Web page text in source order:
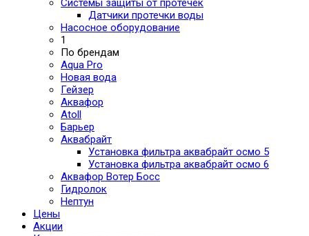
Системы защиты от протечек
Датчики протечки воды
Насосное оборудование
1
По брендам
Aqua Pro
Новая вода
Гейзер
Аквафор
Atoll
Барьер
Аквабрайт
Установка фильтра аквабрайт осмо 5
Установка фильтра аквабрайт осмо 6
Аквафор Вотер Босс
Гидролок
Нептун
Цены
Акции